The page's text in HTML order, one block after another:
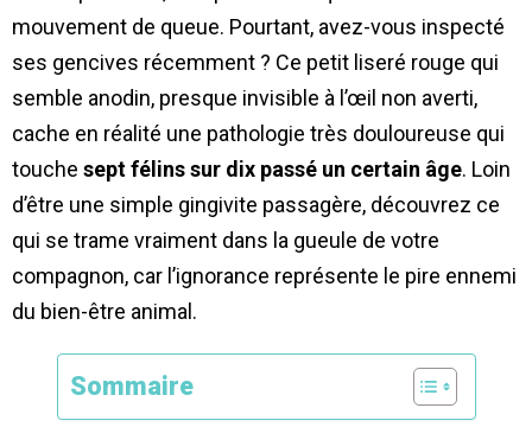
mouvement de queue. Pourtant, avez-vous inspecté
ses gencives récemment ? Ce petit liseré rouge qui
semble anodin, presque invisible à l’œil non averti,
cache en réalité une pathologie très douloureuse qui
touche sept félins sur dix passé un certain âge. Loin
d’être une simple gingivite passagère, découvrez ce
qui se trame vraiment dans la gueule de votre
compagnon, car l’ignorance représente le pire ennemi
du bien-être animal.
Sommaire